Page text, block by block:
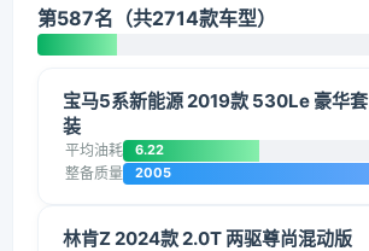
第587名（共2714款车型）
宝马5系新能源 2019款 530Le 豪华套
装
平均油耗 6.22
整备质量 2005
林肯Z 2024款 2.0T 两驱尊尚混动版